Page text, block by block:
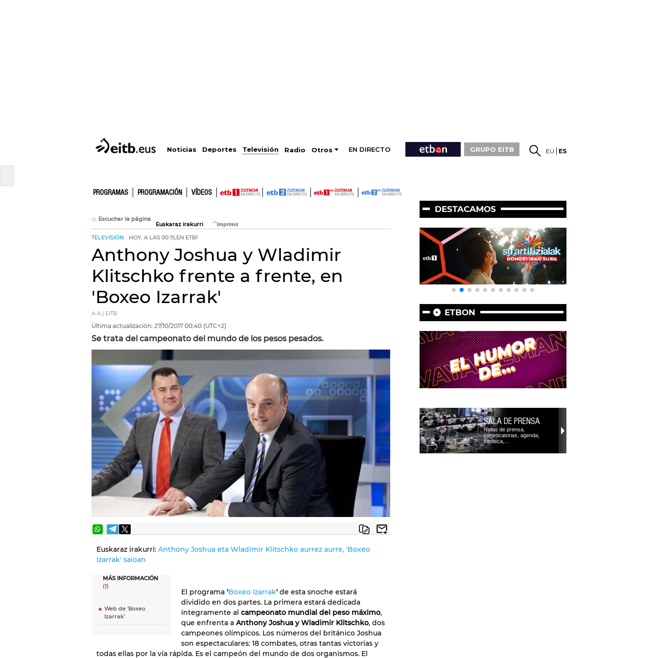
Noticias Deportes Televisión Radio Otros EN DIRECTO GRUPO EITB EU ES
PROGRAMAS PROGRAMACIÓN VÍDEOS
Escuchar la página
Euskaraz irakurri
TELEVISIÓN HOY, A LAS 00:15,EN ETB1
Anthony Joshua y Wladimir
Klitschko frente a frente, en
'Boxeo Izarrak'
A.A.| EITB
Última actualización: 27/10/2017 00:40 (UTC+2)
Se trata del campeonato del mundo de los pesos pesados.
Euskaraz irakurri: Anthony Joshua eta Wladimir Klitschko aurrez aurre, 'Boxeo
Izarrak' saioan
MÁS INFORMACIÓN
(1)
Web de 'Boxeo
Izarrak'
El programa 'Boxeo Izarrak' de esta snoche estará
dividido en dos partes. La primera estará dedicada
íntegramente al campeonato mundial del peso máximo,
que enfrenta a Anthony Joshua y Wladimir Klitschko, dos
campeones olímpicos. Los números del británico Joshua
son espectaculares: 18 combates, otras tantas victorias y
todas ellas por la vía rápida. Es el campeón del mundo de dos organismos. El
DESTACAMOS
ETBON
SALA DE PRENSA
Notas de prensa,
convocatorias, agenda,
fototeca,…